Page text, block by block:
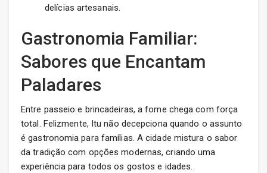
delícias artesanais.
Gastronomia Familiar:
Sabores que Encantam
Paladares
Entre passeio e brincadeiras, a fome chega com força
total. Felizmente, Itu não decepciona quando o assunto
é gastronomia para famílias. A cidade mistura o sabor
da tradição com opções modernas, criando uma
experiência para todos os gostos e idades.